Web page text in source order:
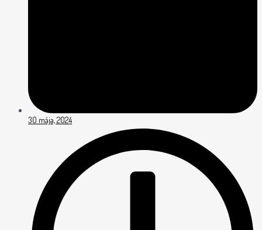
30 mája, 2024